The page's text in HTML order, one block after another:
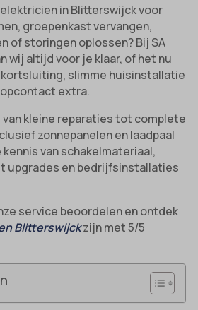
in Blitterswijck voor
groepenkast vervangen,
of storingen oplossen? Bij SA
wij altijd voor je klaar, of het nu
slimme huisinstallatie
extra.
van kleine reparaties tot complete
zonnepanelen en laadpaal
van schakelmateriaal,
upgrades en bedrijfsinstallaties
service beoordelen en ontdek
Blitterswijckzijn met 5/5